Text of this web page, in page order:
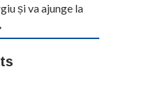
și va ajunge la